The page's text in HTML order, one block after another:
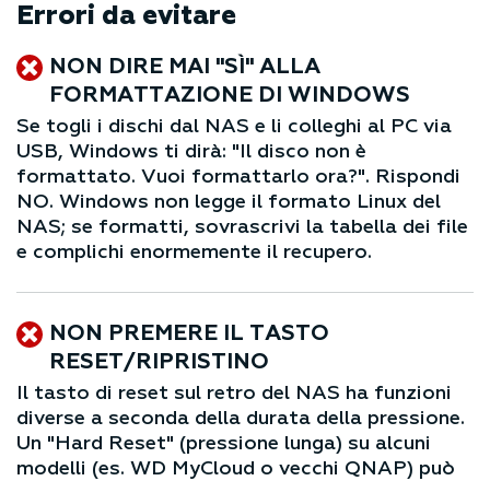
Errori da evitare
NON DIRE MAI "SÌ" ALLA
FORMATTAZIONE DI WINDOWS
Se togli i dischi dal NAS e li colleghi al PC via
USB, Windows ti dirà: "Il disco non è
formattato. Vuoi formattarlo ora?". Rispondi
NO. Windows non legge il formato Linux del
NAS; se formatti, sovrascrivi la tabella dei file
e complichi enormemente il recupero.
NON PREMERE IL TASTO
RESET/RIPRISTINO
Il tasto di reset sul retro del NAS ha funzioni
diverse a seconda della durata della pressione.
Un "Hard Reset" (pressione lunga) su alcuni
modelli (es. WD MyCloud o vecchi QNAP) può